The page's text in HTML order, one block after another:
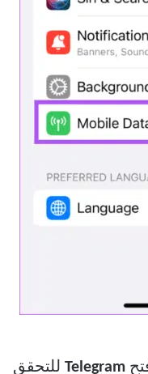
Telegram للتحقق